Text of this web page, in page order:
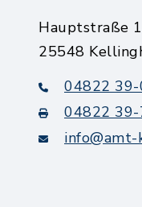
Hauptstraße
25548
04822 39-
04822